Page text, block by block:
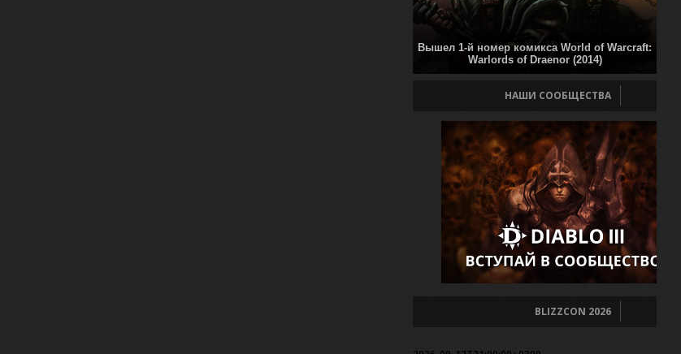
Вышел 1-й номер комикса World of Warcraft:
Warlords of Draenor (2014)
НАШИ СООБЩЕСТВА
BLIZZCON 2026